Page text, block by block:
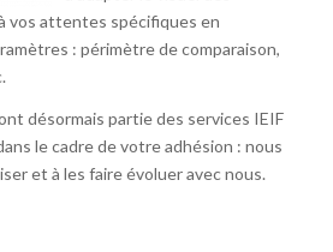
vos attentes spécifiques en
: périmètre de comparaison,
désormais partie des services IEIF
le cadre de votre adhésion : nous
et à les faire évoluer avec nous.